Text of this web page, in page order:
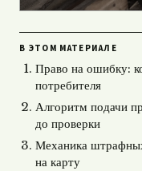
В ЭТОМ МАТЕРИАЛЕ
Право на ошибку:
потребителя
Алгоритм подачи
до проверки
Механика
на карту